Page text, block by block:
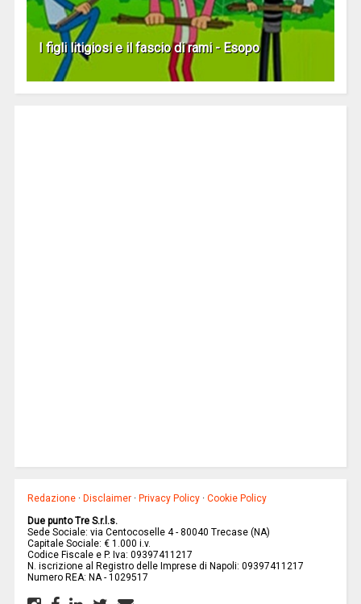
I figli litigiosi e il fascio di rami - Esopo
Redazione ·Disclaimer ·Privacy Policy ·Cookie Policy
Due punto Tre S.r.l.s.
Sede Sociale: via Centocoselle 4 - 80040 Trecase (NA)
Capitale Sociale: € 1.000 i.v.
Codice Fiscale e P. Iva: 09397411217
N. iscrizione al Registro delle Imprese di Napoli: 09397411217
Numero REA: NA - 1029517